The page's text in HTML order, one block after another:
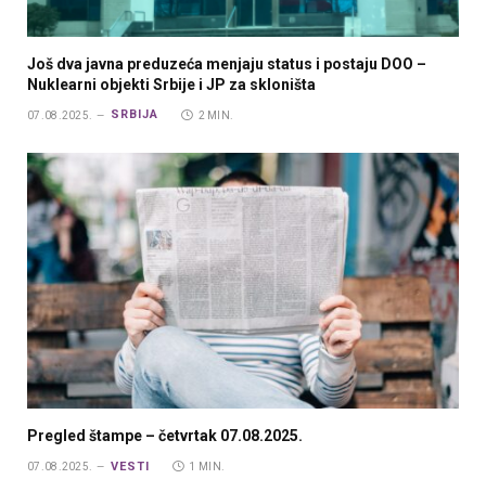
Još dva javna preduzeća menjaju status i postaju DOO –
Nuklearni objekti Srbije i JP za skloništa
07.08.2025. SRBIJA 2 MIN.
Pregled štampe – četvrtak 07.08.2025.
07.08.2025. VESTI 1 MIN.